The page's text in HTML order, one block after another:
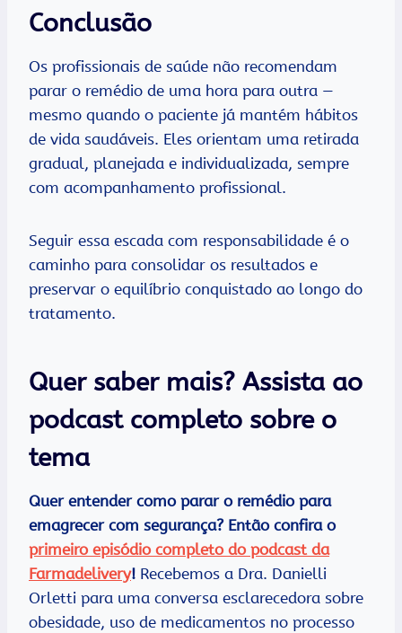
Conclusão
Os profissionais de saúde não recomendam
parar o remédio de uma hora para outra —
mesmo quando o paciente já mantém hábitos
de vida saudáveis. Eles orientam uma retirada
gradual, planejada e individualizada, sempre
com acompanhamento profissional.
Seguir essa escada com responsabilidade é o
caminho para consolidar os resultados e
preservar o equilíbrio conquistado ao longo do
tratamento.
Quer saber mais? Assista ao
podcast completo sobre o
tema
Quer entender como parar o remédio para
emagrecer com segurança? Então confira o
primeiro episódio completo do podcast da
Farmadelivery! Recebemos a Dra. Danielli
Orletti para uma conversa esclarecedora sobre
obesidade, uso de medicamentos no processo